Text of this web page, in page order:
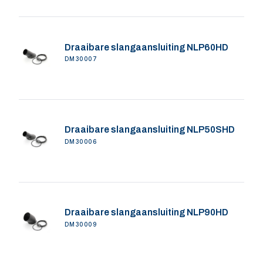
Draaibare slangaansluiting NLP60HD
DM30007
Draaibare slangaansluiting NLP50SHD
DM30006
Draaibare slangaansluiting NLP90HD
DM30009